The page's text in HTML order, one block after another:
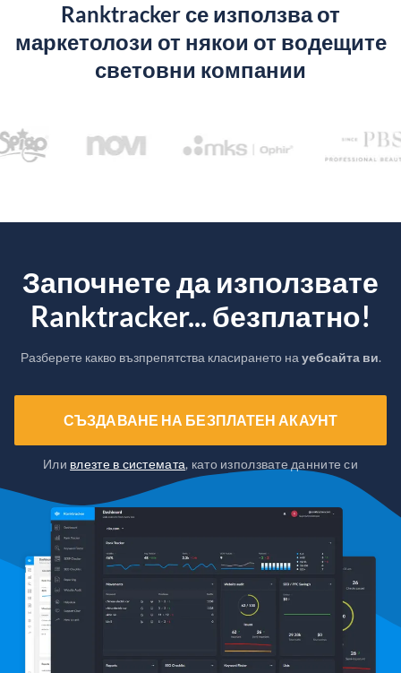
Ranktracker се използва от
маркетолози от някои от водещите
световни компании
Започнете да използвате
Ranktracker... безплатно!
Разберете какво възпрепятства класирането на уебсайта ви.
СЪЗДАВАНЕ НА БЕЗПЛАТЕН АКАУНТ
Или влезте в системата, като използвате данните си